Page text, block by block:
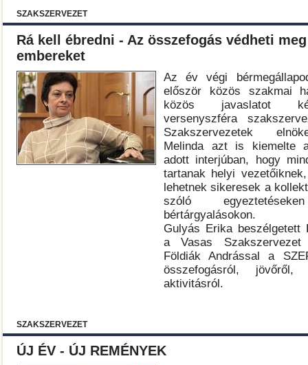
SZAKSZERVEZET
Rá kell ébredni - Az összefogás védheti
embereket
Az év végi
először közös szakmai
közös javaslatot
versenyszféra
Szakszervezetek
Melinda azt is kiemelte
adott interjúban, hogy
tartanak helyi
lehetnek sikeresek a
szóló
bértárgyalásokon.
Gulyás Erika beszélgetett
a Vasas
Földiák Andrással a
összefogásról, jövőről,
aktivitásról.
SZAKSZERVEZET
ÚJ ÉV - ÚJ REMÉNYEK